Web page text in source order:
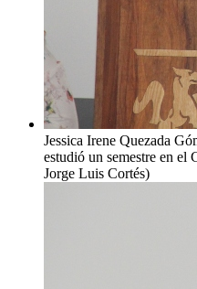
Jessica Irene Quezada
estudió un semestre en
Jorge Luis Cortés)